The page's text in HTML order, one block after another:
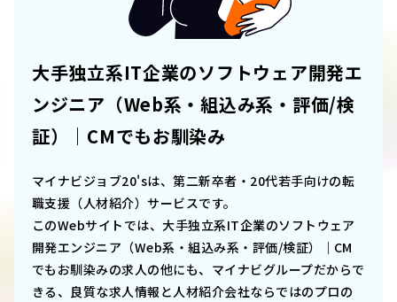
大手独立系IT企業のソフトウェア開発エ
ンジニア（Web系・組込み系・評価/検
証）｜CMでもお馴染み
マイナビジョブ20'sは、第二新卒者・20代若手向けの転
職支援（人材紹介）サービスです。
このWebサイトでは、大手独立系IT企業のソフトウェア
開発エンジニア（Web系・組込み系・評価/検証）｜CM
でもお馴染みの求人の他にも、マイナビグループだからで
きる、良質な求人情報と人材紹介会社ならではのプロの